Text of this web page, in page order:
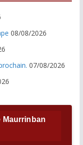
08/08/2026
07/08/2026
Maurrinban